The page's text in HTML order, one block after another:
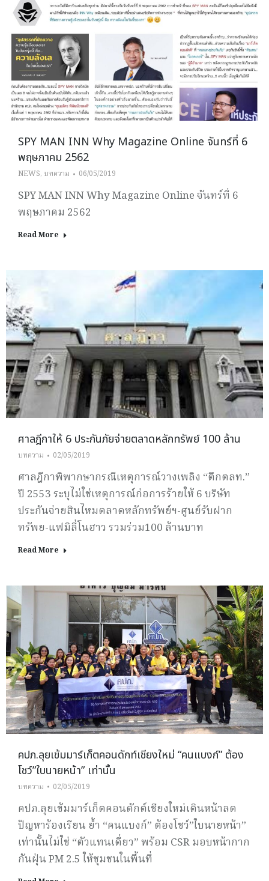
SPY MAN INN Why Magazine Online จันทร์ที่ 6
พฤษภาคม 2562
NEWS, บทความ 06/05/2019
SPY MAN INN Why Magazine Online จันทร์ที่ 6
พฤษภาคม 2562
Read More
ศาลฎีกาให้ 6 ประกันภัยจ่ายตลาดหลักทรัพย์ 100 ล้าน
บทความ 02/05/2019
ศาลฎีกาพิพากษากรณีเหตุการณ์วางเพลิง “ตึกตลท.”
ปี 2553 ระบุไม่ใช่เหตุการณ์ก่อการร้ายให้ 6 บริษัท
ประกันจ่ายสินไหมตลาดหลักทรัพย์ฯ-ศูนย์รับฝาก
ทรัพย-แฟมิลี่โนฮาว รวมร่วม100 ล้านบาท
Read More
คปภ.ลุยเข้มมาร์เก็ตคอนดักท์เชียงใหม่ “คนแบงก์” ต้อง
โชว์”ใบนายหน้า” เท่านั้น
บทความ 02/05/2019
คปภ.ลุยเข้มมาร์เก็ตคอนดักต์เชียงใหม่เดินหน้าลด
ปัญหาร้องเรียน ย้ำ “คนแบงก์” ต้องโชว์”ใบนายหน้า”
เท่านั้นไม่ใช่ “ตัวแทนเดี่ยว” พร้อม CSR มอบหน้ากาก
กันฝุ่น PM 2.5 ให้ชุมชนในพื้นที่